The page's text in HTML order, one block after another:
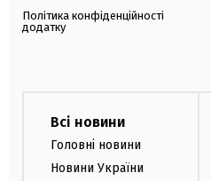
Політика конфіденційності
додатку
Всі новини
Головні новини
Новини України